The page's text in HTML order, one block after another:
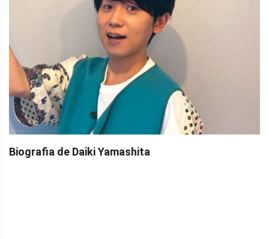
Biografia de Daiki Yamashita